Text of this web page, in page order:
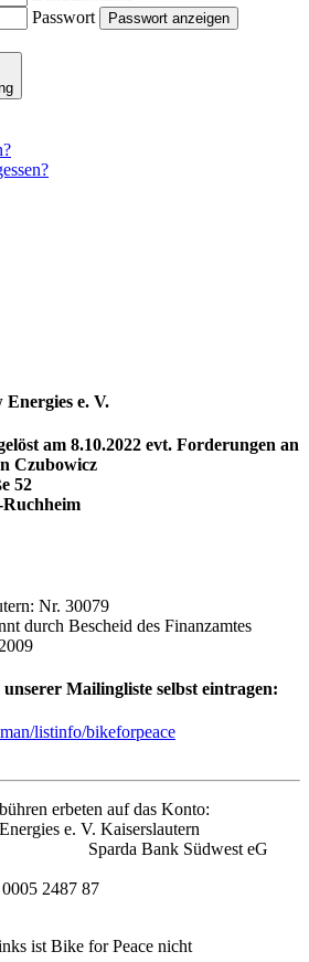
Passwort
Passwort anzeigen
Energies e. V.
am 8.10.2022 evt. Forderungen an
Czubowicz
52
Nr. 30079
durch Bescheid des Finanzamtes
Mailingliste selbst eintragen:
listinfo/bikeforpeace
erbeten auf das Konto:
e. V. Kaiserslautern
Sparda Bank Südwest eG
2487 87
ist Bike for Peace nicht